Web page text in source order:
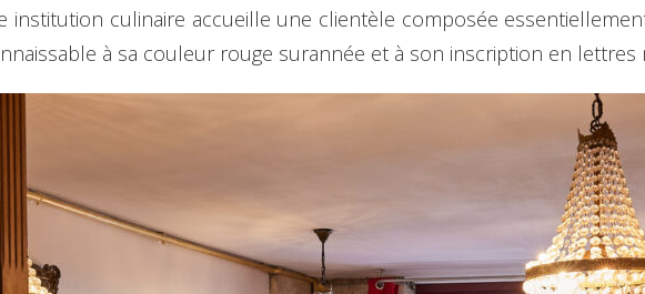
institution culinaire accueille une clientèle composée
à sa couleur rouge surannée et à son inscription en lettres